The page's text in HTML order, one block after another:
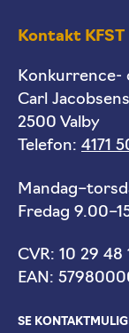
Kontakt KFST
Konkurrence-
Carl
2500 Valby
Telefon: 4171
Fredag
CVR: 10 29 48
EAN:
SE